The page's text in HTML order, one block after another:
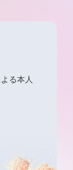
る本人